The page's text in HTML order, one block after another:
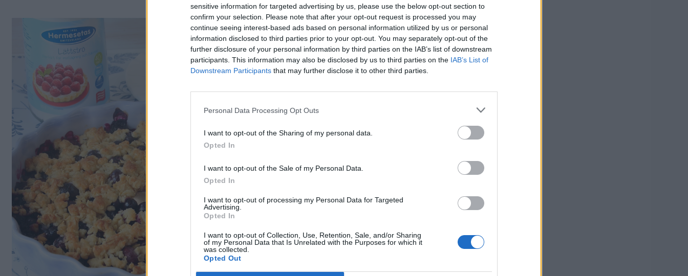
sensitive information for targeted advertising by us, please use the below opt-out section to
confirm your selection. Please note that after your opt-out request is processed you may
continue seeing interest-based ads based on personal information utilized by us or personal
information disclosed to third parties prior to your opt-out. You may separately opt-out of the
further disclosure of your personal information by third parties on the IAB’s list of downstream
participants. This information may also be disclosed by us to third parties on the IAB’s List of
Downstream Participants that may further disclose it to other third parties.
Personal Data Processing Opt Outs
I want to opt-out of the Sharing of my personal data.
Opted In
I want to opt-out of the Sale of my Personal Data.
Opted In
I want to opt-out of processing my Personal Data for Targeted
Advertising.
Opted In
I want to opt-out of Collection, Use, Retention, Sale, and/or Sharing
of my Personal Data that Is Unrelated with the Purposes for which it
was collected.
Opted Out
RECEPT konto på Instagram – klicka här! Hallonpaj Ca 12 bitar
Pajbotten125 g smör3 dl vetemjöl1 dl strösocker1/2 …
Blåbärspaj 8–10 personer Fyllningca 5 dl blåbär1 msk potatismjöl1
msk strösocker Smuldeg3 dl vetemjöl1 dl havregryn¾ dl …